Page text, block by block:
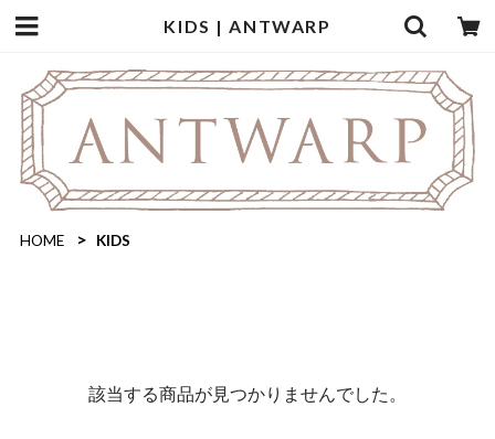
KIDS | ANTWARP
HOME KIDS
該当する商品が見つかりませんでした。